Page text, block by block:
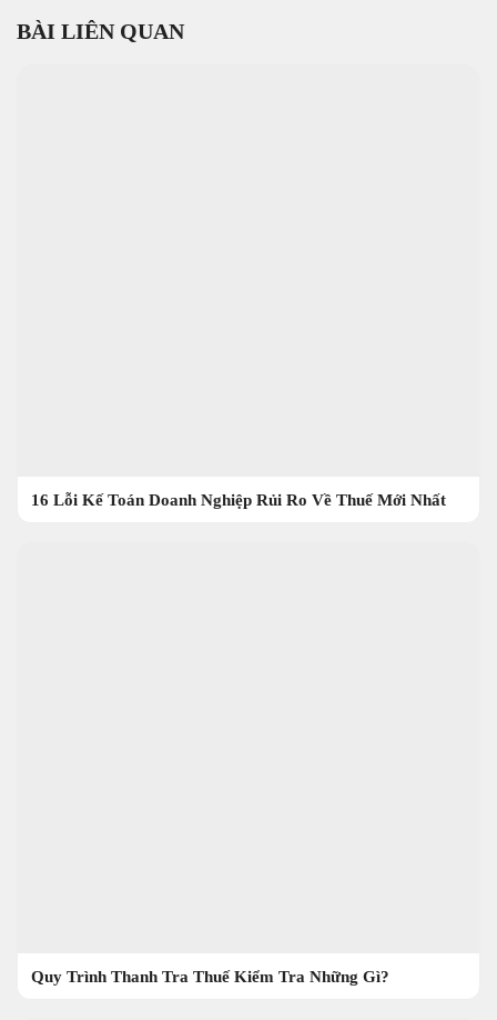
BÀI LIÊN QUAN
16 Lỗi Kế Toán Doanh Nghiệp Rủi Ro Về Thuế Mới Nhất
Quy Trình Thanh Tra Thuế Kiểm Tra Những Gì?